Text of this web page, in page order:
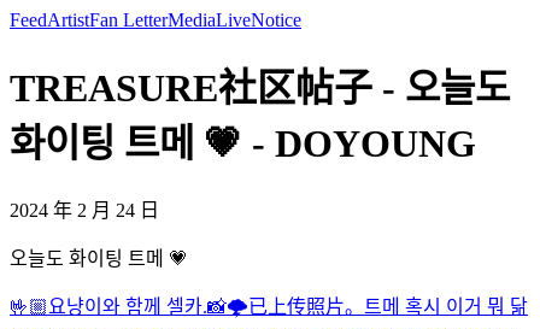
FeedArtistFan LetterMediaLiveNotice
TREASURE社区帖子 - 오늘도
화이팅 트메 💗 - DOYOUNG
2024 年 2 月 24 日
오늘도 화이팅 트메 💗
🤟🏼 요냥이와 함께 셀카.📸🌩已上传照片。
트메 혹시 이거 뭐 닮